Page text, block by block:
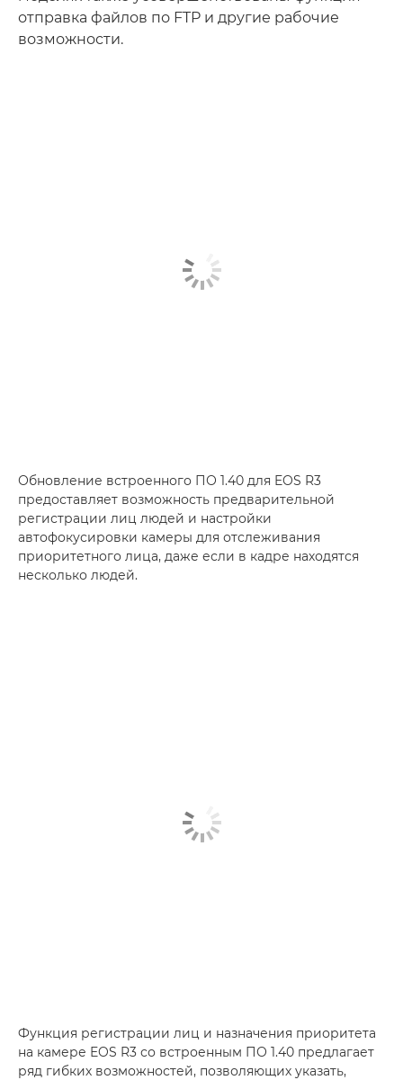
отправка файлов по FTP и другие рабочие
возможности.
Обновление встроенного ПО 1.40 для EOS R3
предоставляет возможность предварительной
регистрации лиц людей и настройки
автофокусировки камеры для отслеживания
приоритетного лица, даже если в кадре находятся
несколько людей.
Функция регистрации лиц и назначения приоритета
на камере EOS R3 со встроенным ПО 1.40 предлагает
ряд гибких возможностей, позволяющих указать,